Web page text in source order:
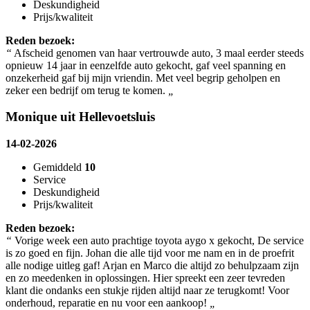
Deskundigheid
Prijs/kwaliteit
Reden bezoek:
“ Afscheid genomen van haar vertrouwde auto, 3 maal eerder steeds
opnieuw 14 jaar in eenzelfde auto gekocht, gaf veel spanning en
onzekerheid gaf bij mijn vriendin. Met veel begrip geholpen en
zeker een bedrijf om terug te komen.
Monique uit Hellevoetsluis
14-02-2026
Gemiddeld 10
Service
Deskundigheid
Prijs/kwaliteit
Reden bezoek:
“ Vorige week een auto prachtige toyota aygo x gekocht, De service
is zo goed en fijn. Johan die alle tijd voor me nam en in de proefrit
alle nodige uitleg gaf! Arjan en Marco die altijd zo behulpzaam zijn
en zo meedenken in oplossingen. Hier spreekt een zeer tevreden
klant die ondanks een stukje rijden altijd naar ze terugkomt! Voor
onderhoud, reparatie en nu voor een aankoop!